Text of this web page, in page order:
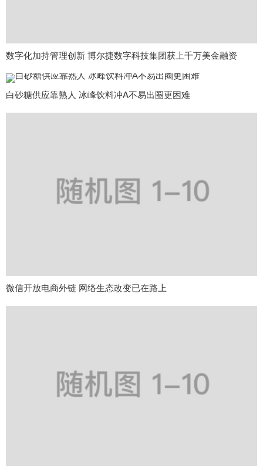
数字化加持管理创新 博尔捷数字科技集团获上千万美金融资
白砂糖供应靠熟人 冰峰饮料冲A不易出圈更困难
微信开放电商外链 网络生态改变已在路上